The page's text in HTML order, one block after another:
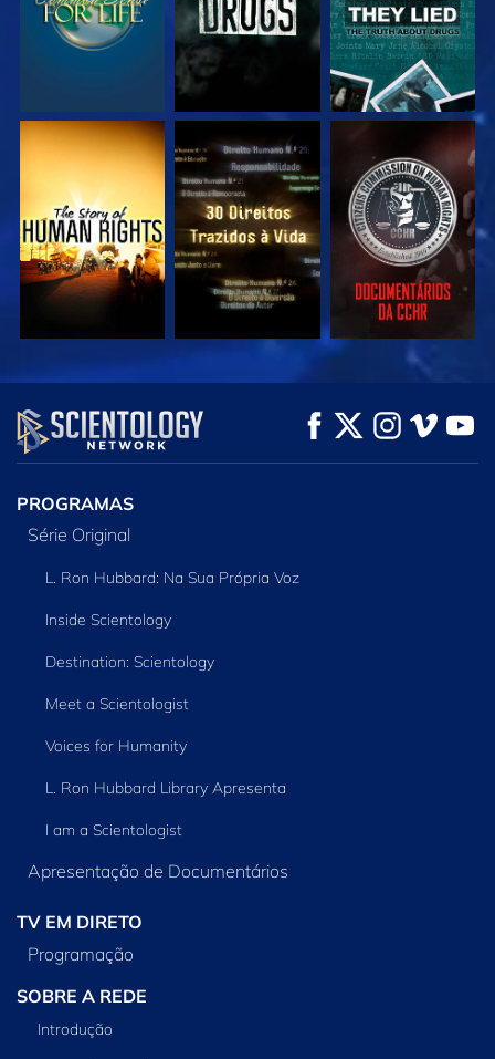
VEJA VEJA VEJA
VEJA EXPLORE A SÉRIE
PROGRAMAS
Série Original
L. Ron Hubbard: Na Sua Própria Voz
Inside Scientology
Destination: Scientology
Meet a Scientologist
Voices for Humanity
L. Ron Hubbard Library Apresenta
I am a Scientologist
Apresentação de Documentários
TV EM DIRETO
Programação
SOBRE A REDE
Introdução